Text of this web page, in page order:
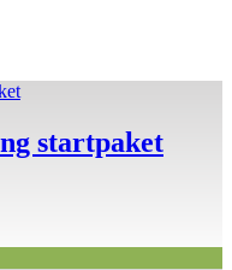
startpaket